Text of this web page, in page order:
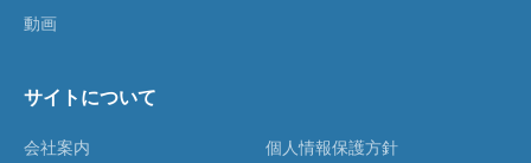
動画
サイトについて
会社案内
個人情報保護方針